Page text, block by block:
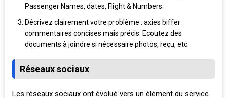
Passenger Names, dates, Flight & Numbers.
Décrivez clairement votre problème : axies biffer
commentaires concises mais précis. Ecoutez des
documents à joindre si nécessaire photos, reçu, etc.
Réseaux sociaux
Les réseaux sociaux ont évolué vers un élément du service